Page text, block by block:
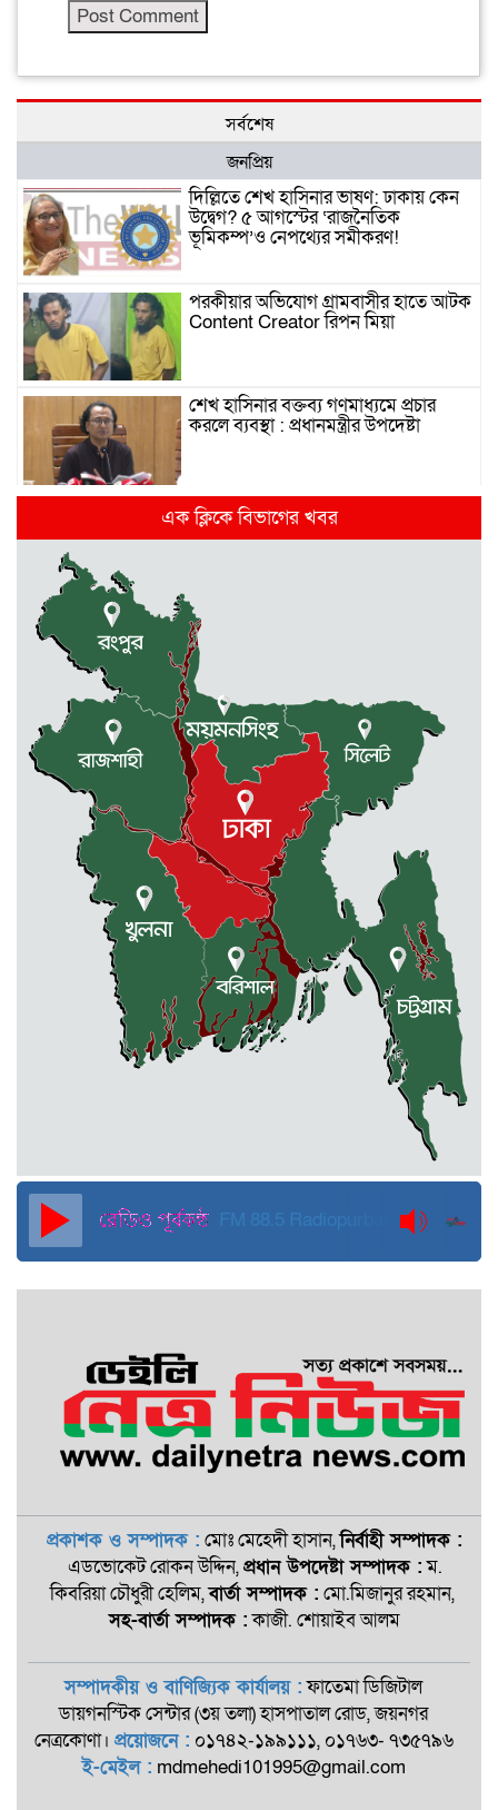
সর্বশেষ
জনপ্রিয়
দিল্লিতে শেখ হাসিনার ভাষণ: ঢাকায় কেন
উদ্বেগ? ৫ আগস্টের ‘রাজনৈতিক
ভূমিকম্প’ও নেপথ্যের সমীকরণ!
পরকীয়ার অভিযোগ গ্রামবাসীর হাতে আটক
Content Creator রিপন মিয়া
শেখ হাসিনার বক্তব্য গণমাধ্যমে প্রচার
করলে ব্যবস্থা : প্রধানমন্ত্রীর উপদেষ্টা
দিল্লিতে হাসিনার গণমাধ্যমে ভাষণ নিয়ে যা
বলছে ভারত
রাজধানীর তিন ক্যাম্পাসে ছাত্রদল-
ছাত্রশিবির দফায় দফায় সংঘর্ষ
সরকারের ফ্যামিলি কার্ড কার্যক্রম
বাস্তবায়নে ব্যয় ২০০০ কোটি টাকা
মোহনগঞ্জে কর্মস্থলেই অসুস্থ- রক্তবমির পর
প্রাণ গেল স্বাস্থ্য কর্মকর্তার
কুড়িগ্রামে বন্যাদুর্গতদের জন্য বরাদ্দকৃত
৩০ মেট্রিক টন চাল,একমুঠোও জোটেনি
ক্ষতিগ্রস্ত মানুষের ভাগ্যে
জুলাই ব্যবসা ও হাদি ব্যবসা চালু রাখতে
হবে: মাহমুদা মিতু
দুবাইয়ে কারাগার থেকে মুক্তি পেয়েছেন
পুলিশের সাবেক মহাপরিদর্শক বেনজীর
আহমেদ
এক ক্লিকে বিভাগের খবর
FM 88.5 Radiopurbakantho
প্রকাশক ও সম্পাদক : মোঃ মেহেদী হাসান,নির্বাহী সম্পাদক :
এডভোকেট রোকন ‍উদ্দিন,প্রধান উপদেষ্টা সম্পাদক :ম.
কিবরিয়া চৌধুরী হেলিম,বার্তা সম্পাদক : মো.মিজানুর রহমান,
সহ-বার্তা সম্পাদক :কাজী. শোয়াইব আলম
সম্পাদকীয় ও বাণিজ্যিক কার্যালয় :ফাতেমা ডিজিটাল
ডায়গনস্টিক সেন্টার (৩য় তলা) হাসপাতাল রোড, জয়নগর
নেত্রকোণা। প্রয়োজনে : ০১৭৪২-১৯৯১১১, ০১৭৬৩- ৭৩৫৭৯৬
ই-মেইল : mdmehedi101995@gmail.com